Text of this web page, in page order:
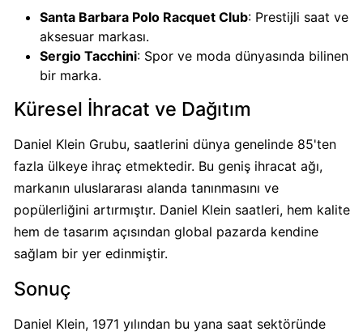
Kim?
Calve
Boykot
mu?
Calve
Sahibi
Kim?
Danone
Boykot
mu?
Kimin
Santa Barbara Polo Racquet Club: Prestijli saat ve
aksesuar markası.
Sergio Tacchini: Spor ve moda dünyasında bilinen
bir marka.
Küresel İhracat ve Dağıtım
Daniel Klein Grubu, saatlerini dünya genelinde 85'ten
fazla ülkeye ihraç etmektedir. Bu geniş ihracat ağı,
markanın uluslararası alanda tanınmasını ve
popülerliğini artırmıştır. Daniel Klein saatleri, hem kalite
hem de tasarım açısından global pazarda kendine
sağlam bir yer edinmiştir.
Sonuç
Daniel Klein, 1971 yılından bu yana saat sektöründe